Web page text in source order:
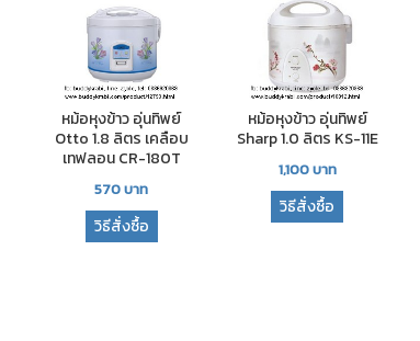
หม้อหุงข้าว อุ่นทิพย์
Otto 1.8 ลิตร เคลือบ
เทฟลอน CR-180T
570บาท
วิธีสั่งซื้อ
หม้อหุงข้าว อุ่นทิพย์
Sharp 1.0 ลิตร KS-11E
1,100บาท
วิธีสั่งซื้อ